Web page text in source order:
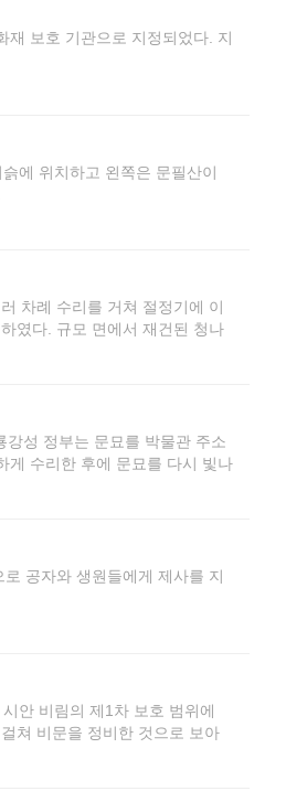
재 보호 기관으로 지정되었다. 지
에 위치하고 왼쪽은 문필산이
차례 수리를 거쳐 절정기에 이
였다. 규모 면에서 재건된 청나
성 취푸공자묘(32,700㎡)보다
성 정부는 문묘를 박물관 주소
게 수리한 후에 문묘를 다시 빛나
공자와 생원들에게 제사를 지
안 비림의 제1차 보호 범위에
쳐 비문을 정비한 것으로 보아
의 건물은 일반 관학공자묘와